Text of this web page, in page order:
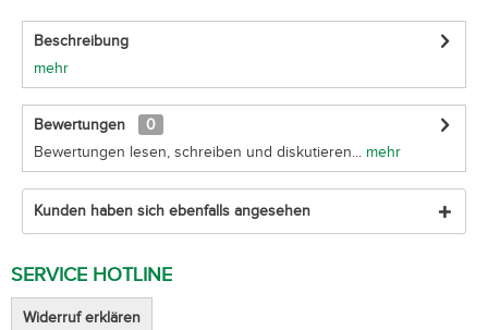
Beschreibung
mehr
Bewertungen
0
Bewertungen lesen, schreiben und diskutieren... mehr
Kunden haben sich ebenfalls angesehen
SERVICE HOTLINE
Widerruf erklären